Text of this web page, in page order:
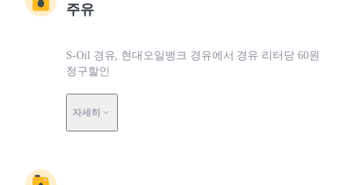
주유
S-Oil 경유, 현대오일뱅크 경유에서 경유 리터당 60원
청구할인
자세히